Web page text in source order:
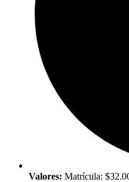
Valores: Matrícula: